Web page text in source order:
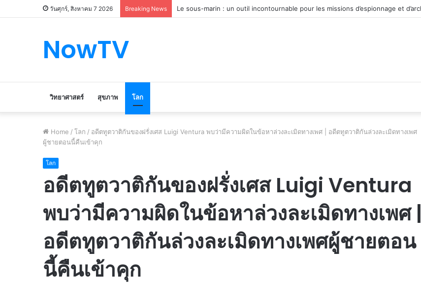
วันศุกร์, สิงหาคม 7 2026 Breaking News Le marché du véhicule d’occasion en plein essor
NowTV
วิทยาศาสตร์ สุขภาพ โลก
Home / โลก / อดีตทูตวาติกันของฝรั่งเศส Luigi Ventura พบว่ามีความผิดในข้อหาล่วงละเมิดทางเพศ | อดีตทูตวาติกันล่วงละเมิดทางเพศ
ผู้ชายตอนนี้คืนเข้าคุก
โลก
อดีตทูตวาติกันของฝรั่งเศส Luigi Ventura
พบว่ามีความผิดในข้อหาล่วงละเมิดทางเพศ |
อดีตทูตวาติกันล่วงละเมิดทางเพศผู้ชายตอน
นี้คืนเข้าคุก